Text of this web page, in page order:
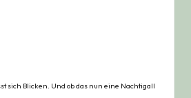
sich Blicken. Und ob das nun eine Nachtigall